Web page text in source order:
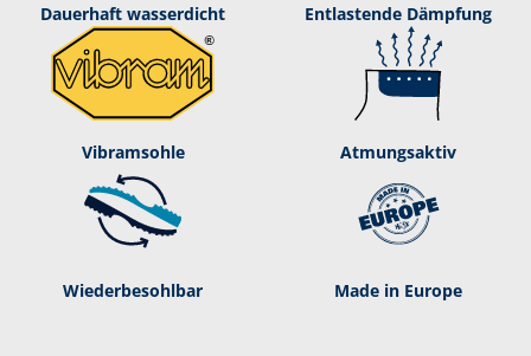
Dauerhaft was­ser­dicht Entlastende Dämpf­ung
Vibramsohle Atmungsaktiv
Wie­der­be­sohl­bar Made in Europe